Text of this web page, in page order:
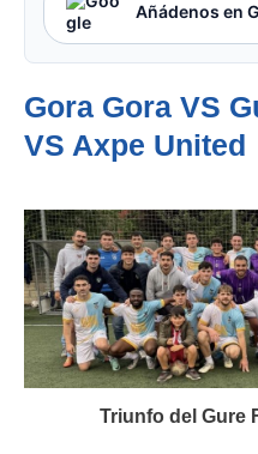
Añádenos en
Gora Gora VS
VS Axpe United
Triunfo del Gure